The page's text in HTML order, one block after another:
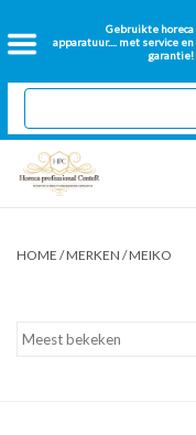
Gebruikte horeca
apparatuur.... met service en
garantie!
Home
2dehands Horeca
Nieuwe apparatuur
Onderdelen bakwanden
HOME /MERKEN /MEIKO